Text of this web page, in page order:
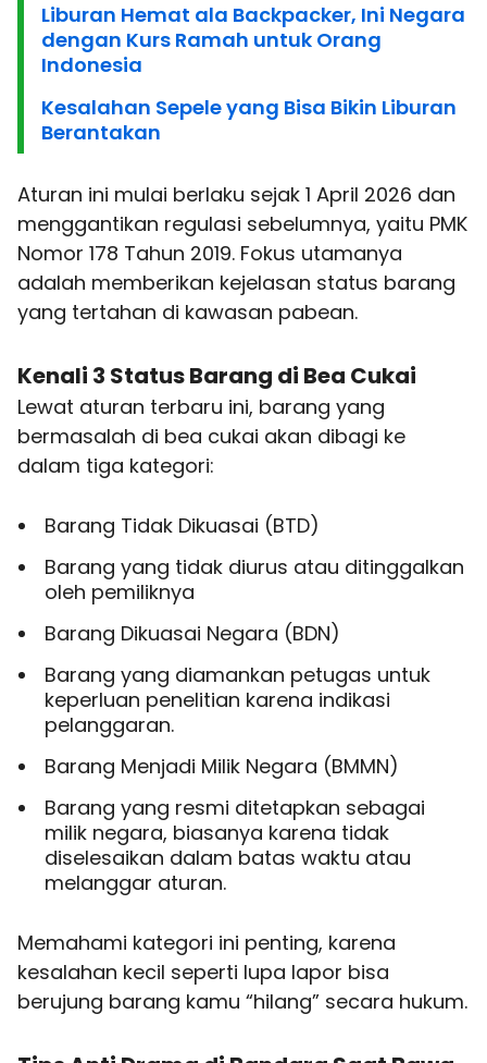
Liburan Hemat ala Backpacker, Ini Negara
dengan Kurs Ramah untuk Orang
Indonesia
Kesalahan Sepele yang Bisa Bikin Liburan
Berantakan
Aturan ini mulai berlaku sejak 1 April 2026 dan
menggantikan regulasi sebelumnya, yaitu PMK
Nomor 178 Tahun 2019. Fokus utamanya
adalah memberikan kejelasan status barang
yang tertahan di kawasan pabean.
Kenali 3 Status Barang di Bea Cukai
Lewat aturan terbaru ini, barang yang
bermasalah di bea cukai akan dibagi ke
dalam tiga kategori:
Barang Tidak Dikuasai (BTD)
Barang yang tidak diurus atau ditinggalkan
oleh pemiliknya
Barang Dikuasai Negara (BDN)
Barang yang diamankan petugas untuk
keperluan penelitian karena indikasi
pelanggaran.
Barang Menjadi Milik Negara (BMMN)
Barang yang resmi ditetapkan sebagai
milik negara, biasanya karena tidak
diselesaikan dalam batas waktu atau
melanggar aturan.
Memahami kategori ini penting, karena
kesalahan kecil seperti lupa lapor bisa
berujung barang kamu “hilang” secara hukum.